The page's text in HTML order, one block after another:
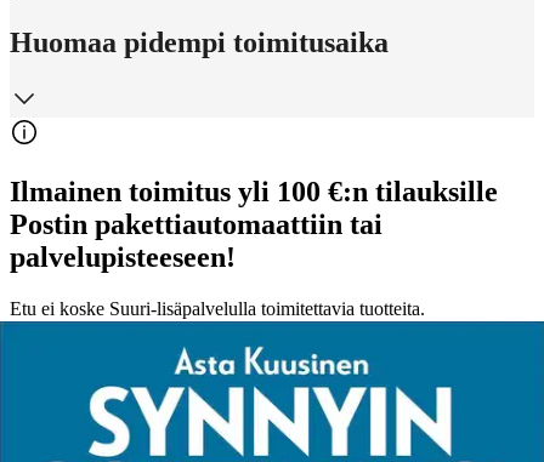
Huomaa pidempi toimitusaika
Ilmainen toimitus yli 100 €:n tilauksille
Postin pakettiautomaattiin tai
palvelupisteeseen!
Etu ei koske Suuri‑lisäpalvelulla toimitettavia tuotteita.
Tarkista myymäläsaatavuus